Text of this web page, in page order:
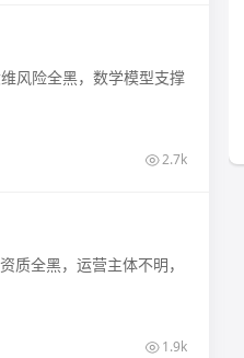
风险全黑，数学模型支撑
2.7k
质全黑，运营主体不明，
1.9k